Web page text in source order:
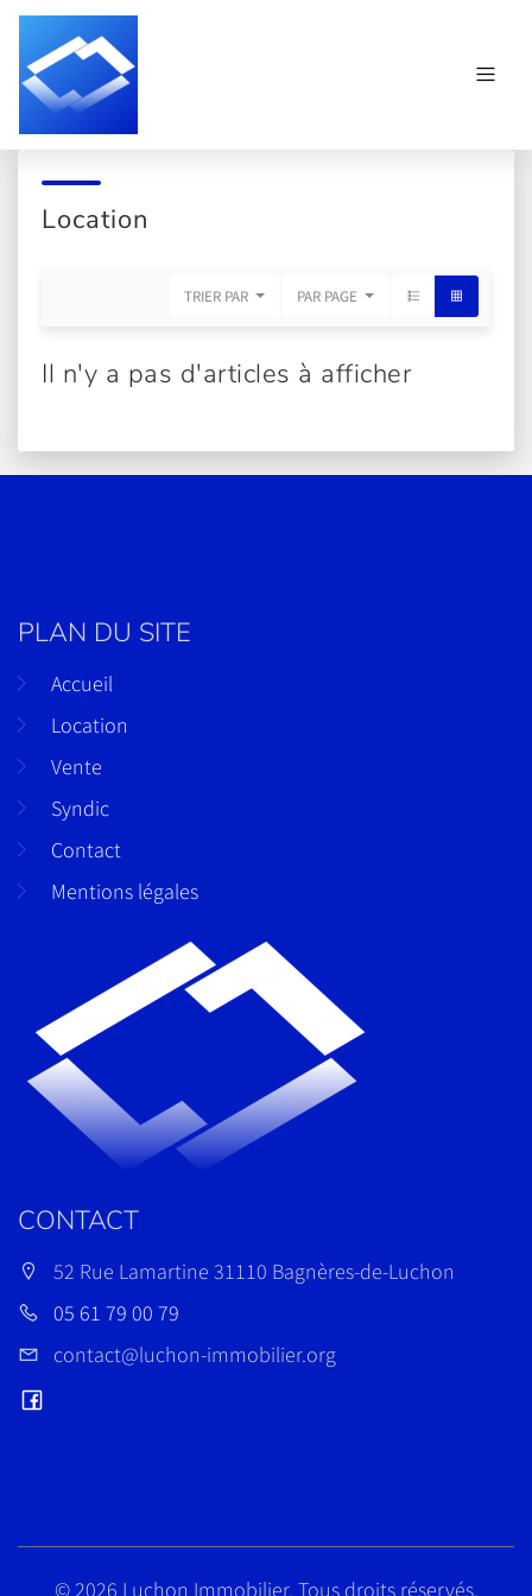
Location
TRIER PAR PAR PAGE
Il n'y a pas d'articles à afficher
PLAN DU SITE
Accueil
Location
Vente
Syndic
Contact
Mentions légales
CONTACT
52 Rue Lamartine 31110 Bagnères-de-Luchon
05 61 79 00 79
contact@luchon-immobilier.org
© 2026 Luchon Immobilier. Tous droits réservés.